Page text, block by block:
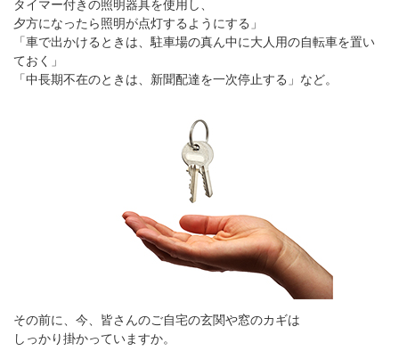
タイマー付きの照明器具を使用し、
夕方になったら照明が点灯するようにする」
「車で出かけるときは、駐車場の真ん中に大人用の自転車を置い
ておく」
「中長期不在のときは、新聞配達を一次停止する」など。
その前に、今、皆さんのご自宅の玄関や窓のカギは
しっかり掛かっていますか。